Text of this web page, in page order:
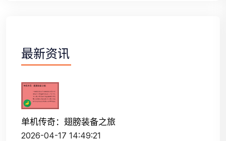
最新资讯
单机传奇：翅膀装备之旅
2026-04-17 14:49:21